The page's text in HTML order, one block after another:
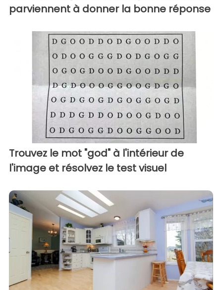
parviennent à donner la bonne réponse
Trouvez le mot "god" à l'intérieur de
l'image et résolvez le test visuel